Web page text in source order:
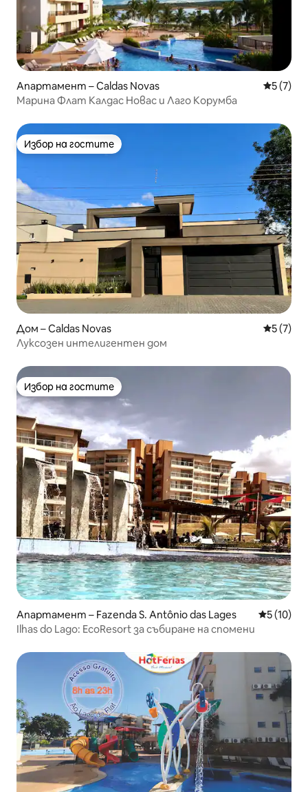
Апартамент – Caldas Novas Средна
5 (7)
Марина Флат Калдас Новас и Лаго Корумба
Избор на гостите
Избор на гостите
Дом – Caldas Novas Средна
5 (7)
Луксозен интелигентен дом
Избор на гостите
Избор на гостите
Апартамент – Fazenda S. Antônio das Lages Средна
5 (10)
Ilhas do Lago: EcoResort за събиране на спомени